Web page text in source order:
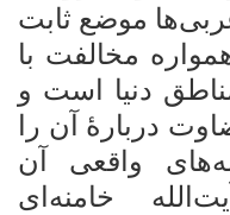
موضع ثابت
مخالفت با
دنیا است و
دربارۀ آن را
واقعی آن
خامنه‌ای